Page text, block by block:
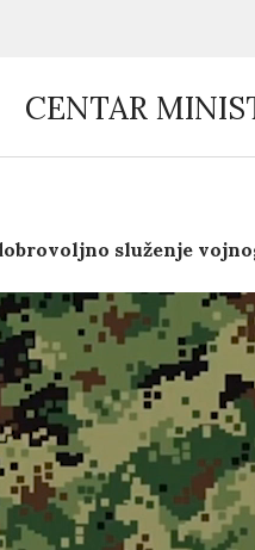
CENTAR
služenje